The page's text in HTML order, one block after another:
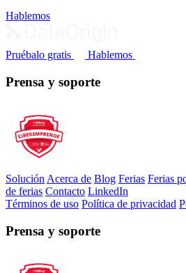
Hablemos
Pruébalo gratis Hablemos
Prensa y soporte
Solución Acerca de Blog Ferias Ferias
de ferias Contacto LinkedIn
Términos de uso Política de privacidad
Prensa y soporte